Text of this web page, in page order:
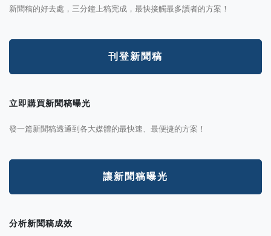
新聞稿的好去處，三分鐘上稿完成，最快接觸最多讀者的方案！
刊登新聞稿
立即購買新聞稿曝光
發一篇新聞稿透通到各大媒體的最快速、最便捷的方案！
讓新聞稿曝光
分析新聞稿成效